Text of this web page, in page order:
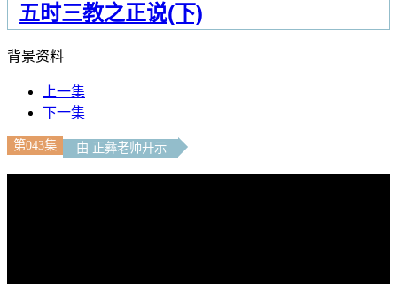
五时三教之正说(下)
背景资料
上一集
下一集
第043集 由 正彝老师开示